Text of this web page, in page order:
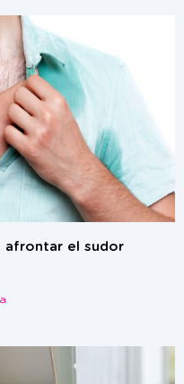
afrontar el sudor